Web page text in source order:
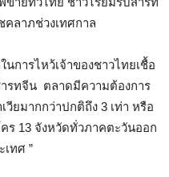
การไหว้เจ้าของชาวไทยเชื้อ
ารทจีน ตลาดมีความต้องการ
ยมากกว่าปกติถึง 3 เท่า หรือ
ร 13 จังหวัดทั่วภาคตะวันออก
ทศ ”